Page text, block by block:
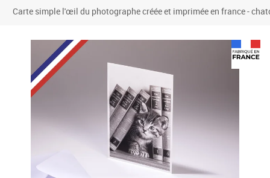
Carte simple l'œil du photographe créée et imprimée en france -